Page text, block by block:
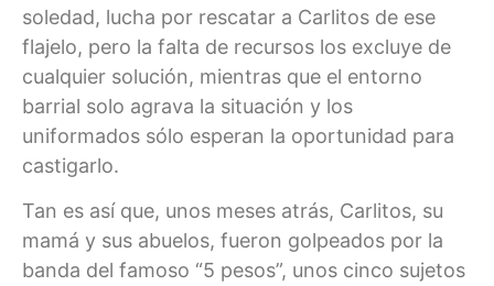
soledad, lucha por rescatar a Carlitos de ese
flajelo, pero la falta de recursos los excluye de
cualquier solución, mientras que el entorno
barrial solo agrava la situación y los
uniformados sólo esperan la oportunidad para
castigarlo.
Tan es así que, unos meses atrás, Carlitos, su
mamá y sus abuelos, fueron golpeados por la
banda del famoso “5 pesos”, unos cinco sujetos